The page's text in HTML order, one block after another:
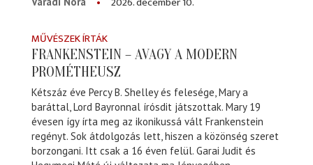
MŰVÉSZEK ÍRTÁK
FRANKENSTEIN – AVAGY A MODERN
PROMÉTHEUSZ
Kétszáz éve Percy B. Shelley és felesége, Mary a
baráttal, Lord Bayronnal írósdit játszottak. Mary 19
évesen így írta meg az ikonikussá vált Frankenstein
regényt. Sok átdolgozás lett, hiszen a közönség szeret
borzongani. Itt csak a 16 éven felül. Garai Judit és